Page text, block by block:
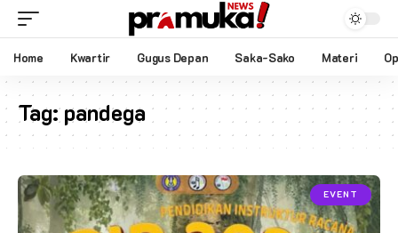
Home Kwartir Gugus Depan Saka-Sako Materi
Tag:pandega
EVENT